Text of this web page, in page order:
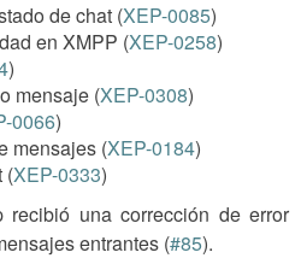
de chat (XEP-0085)
en XMPP (XEP-0258)
)
mensaje (XEP-0308)
0066)
mensajes (XEP-0184)
(XEP-0333)
recibió una corrección de error
entrantes (#85).